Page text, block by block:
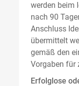
werden beim
nach 90
Anschluss
übermittelt
gemäß den
Vorgaben für
Erfolglose